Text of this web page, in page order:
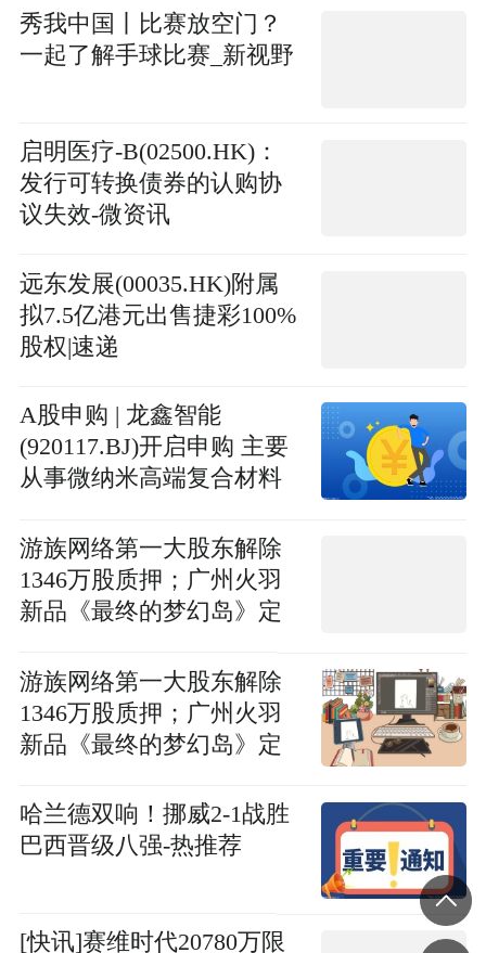
秀我中国丨比赛放空门？
一起了解手球比赛_新视野
启明医疗-B(02500.HK)：
发行可转换债券的认购协
议失效-微资讯
远东发展(00035.HK)附属
拟7.5亿港元出售捷彩100%
股权|速递
A股申购 | 龙鑫智能
(920117.BJ)开启申购 主要
从事微纳米高端复合材料
的研产销
游族网络第一大股东解除
1346万股质押；广州火羽
新品《最终的梦幻岛》定
游族网络第一大股东解除
1346万股质押；广州火羽
新品《最终的梦幻岛》定
哈兰德双响！挪威2-1战胜
巴西晋级八强-热推荐
[快讯]赛维时代20780万限